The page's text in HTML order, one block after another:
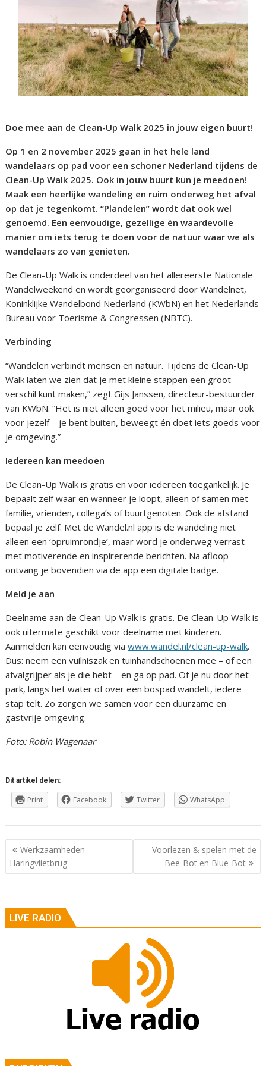
Doe mee aan de Clean-Up Walk 2025 in jouw eigen buurt!
Op 1 en 2 november 2025 gaan in het hele land
wandelaars op pad voor een schoner Nederland tijdens de
Clean-Up Walk 2025. Ook in jouw buurt kun je meedoen!
Maak een heerlijke wandeling en ruim onderweg het afval
op dat je tegenkomt. “Plandelen” wordt dat ook wel
genoemd. Een eenvoudige, gezellige én waardevolle
manier om iets terug te doen voor de natuur waar we als
wandelaars zo van genieten.
De Clean-Up Walk is onderdeel van het allereerste Nationale
Wandelweekend en wordt georganiseerd door Wandelnet,
Koninklijke Wandelbond Nederland (KWbN) en het Nederlands
Bureau voor Toerisme & Congressen (NBTC).
Verbinding
“Wandelen verbindt mensen en natuur. Tijdens de Clean-Up
Walk laten we zien dat je met kleine stappen een groot
verschil kunt maken,” zegt Gijs Janssen, directeur-bestuurder
van KWbN. “Het is niet alleen goed voor het milieu, maar ook
voor jezelf – je bent buiten, beweegt én doet iets goeds voor
je omgeving.”
Iedereen kan meedoen
De Clean-Up Walk is gratis en voor iedereen toegankelijk. Je
bepaalt zelf waar en wanneer je loopt, alleen of samen met
familie, vrienden, collega’s of buurtgenoten. Ook de afstand
bepaal je zelf. Met de Wandel.nl app is de wandeling niet
alleen een ‘opruimrondje’, maar word je onderweg verrast
met motiverende en inspirerende berichten. Na afloop
ontvang je bovendien via de app een digitale badge.
Meld je aan
Deelname aan de Clean-Up Walk is gratis. De Clean-Up Walk is
ook uitermate geschikt voor deelname met kinderen.
Aanmelden kan eenvoudig viawww.wandel.nl/clean-up-walk.
Dus: neem een vuilniszak en tuinhandschoenen mee – of een
afvalgrijper als je die hebt – en ga op pad. Of je nu door het
park, langs het water of over een bospad wandelt, iedere
stap telt. Zo zorgen we samen voor een duurzame en
gastvrije omgeving.
Foto: Robin Wagenaar
Dit artikel delen:
Print Facebook Twitter WhatsApp
Berichtnavigatie
Werkzaamheden
Haringvlietbrug
Voorlezen & spelen met de
Bee-Bot en Blue-Bot
LIVE RADIO